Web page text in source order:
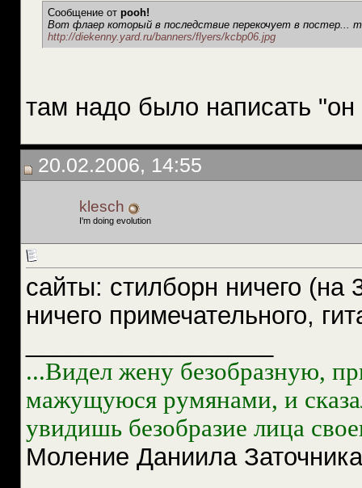
Сообщение от pooh!
Вот флаер который в последствие перекочует в постер...
http://diekenny.yard.ru/banners/flyers/kcbp06.jpg
там надо было написать "он
20.02.2006, 14:55
klesch
I'm doing evolution
сайты: стилборн ничего (на
ничего примечательного,
...Видел жену безобразную,
мажущуюся румянами, и
увидишь безобразие лица
Моление Даниила Заточника